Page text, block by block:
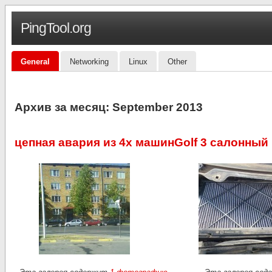
PingTool.org
General Networking Linux Other
Архив за месяц: September 2013
цепная авария из 4х машинGolf 3